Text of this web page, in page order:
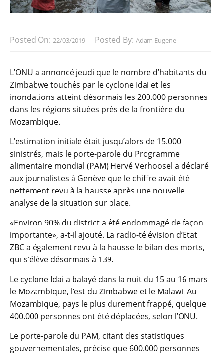
Posted On: 22/03/2019 Posted By: Adam Eugene
L’ONU a annoncé jeudi que le nombre d’habitants du
Zimbabwe touchés par le cyclone Idai et les
inondations atteint désormais les 200.000 personnes
dans les régions situées près de la frontière du
Mozambique.
L’estimation initiale était jusqu’alors de 15.000
sinistrés, mais le porte-parole du Programme
alimentaire mondial (PAM) Hervé Verhoosel a déclaré
aux journalistes à Genève que le chiffre avait été
nettement revu à la hausse après une nouvelle
analyse de la situation sur place.
«Environ 90% du district a été endommagé de façon
importante», a-t-il ajouté. La radio-télévision d’Etat
ZBC a également revu à la hausse le bilan des morts,
qui s’élève désormais à 139.
Le cyclone Idai a balayé dans la nuit du 15 au 16 mars
le Mozambique, l’est du Zimbabwe et le Malawi. Au
Mozambique, pays le plus durement frappé, quelque
400.000 personnes ont été déplacées, selon l’ONU.
Le porte-parole du PAM, citant des statistiques
gouvernementales, précise que 600.000 personnes